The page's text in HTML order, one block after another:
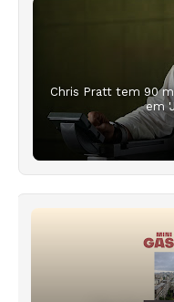
Chris Pratt tem 90
em